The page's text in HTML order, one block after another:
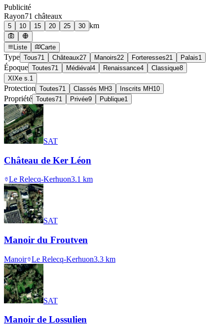
Publicité
Rayon71 châteaux
5 10 15 20 25 30 km
Liste Carte
Type Tous71 Châteaux27 Manoirs22 Forteresses21 Palais1
Époque Toutes71 Médiéval 4 Renaissance4 Classique8
XIXe s. 1
Protection Toutes71 Classés MH3 Inscrits MH10
Propriété Toutes71 Privée9 Publique1
SAT
Château de Ker Léon
Le Relecq-Kerhuon3.1 km
SAT
Manoir du Froutven
Manoir Le Relecq-Kerhuon3.3 km
SAT
Manoir de Lossulien